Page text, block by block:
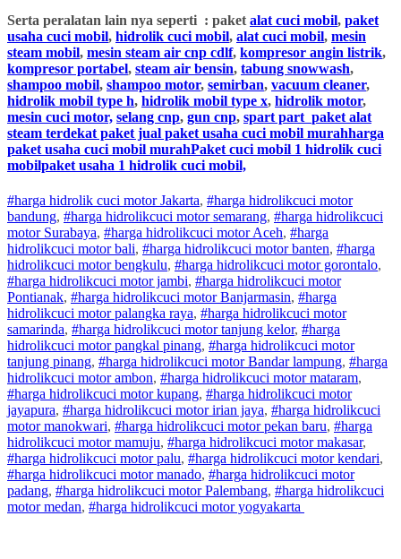
Serta peralatan lain nya seperti : paket alat cuci mobil, paket
usaha cuci mobil, hidrolik cuci mobil, alat cuci mobil, mesin
steam mobil, mesin steam air cnp cdlf, kompresor angin listrik,
kompresor portabel, steam air bensin, tabung snowwash,
shampoo mobil, shampoo motor, semirban, vacuum cleaner,
hidrolik mobil type h, hidrolik mobil type x, hidrolik motor,
mesin cuci motor, selang cnp, gun cnp, spart part paket alat
steam terdekat paket jual paket usaha cuci mobil murahharga
paket usaha cuci mobil murahPaket cuci mobil 1 hidrolik cuci
mobilpaket usaha 1 hidrolik cuci mobil,
#harga hidrolik cuci motor Jakarta, #harga hidrolikcuci motor
bandung, #harga hidrolikcuci motorsemarang, #harga hidrolikcuci
motorSurabaya, #harga hidrolikcuci motorAceh, #harga
hidrolikcuci motorbali, #harga hidrolikcuci motorbanten, #harga
hidrolikcuci motorbengkulu, #harga hidrolikcuci motorgorontalo,
#harga hidrolikcuci motorjambi, #harga hidrolikcuci motor
Pontianak, #harga hidrolikcuci motorBanjarmasin, #harga
hidrolikcuci motorpalangka raya, #harga hidrolikcuci motor
samarinda, #harga hidrolikcuci motortanjung kelor, #harga
hidrolikcuci motorpangkal pinang, #harga hidrolikcuci motor
tanjung pinang, #harga hidrolikcuci motorBandar lampung, #harga
hidrolikcuci motorambon, #harga hidrolikcuci motormataram,
#harga hidrolikcuci motorkupang, #harga hidrolikcuci motor
jayapura, #harga hidrolikcuci motoririan jaya, #harga hidrolikcuci
motormanokwari, #harga hidrolikcuci motorpekan baru, #harga
hidrolikcuci motormamuju, #harga hidrolikcuci motormakasar,
#harga hidrolikcuci motorpalu, #harga hidrolikcuci motorkendari,
#harga hidrolikcuci motormanado, #harga hidrolikcuci motor
padang, #harga hidrolikcuci motorPalembang, #harga hidrolikcuci
motormedan, #harga hidrolikcuci motoryogyakarta